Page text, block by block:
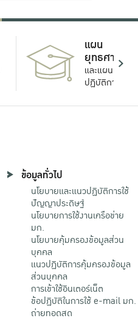
แผน
ยุทธศาสตร์
และแผน
ปฏิบัติการ
ข้อมูลทั่วไป
นโยบายและแนวปฏิบัติการใช้
ปัญญาประดิษฐ์
นโยบายการใช้งานเครือข่าย
มก.
นโยบายคุ้มครองข้อมูลส่วน
บุคคล
แนวปฏิบัติการคุ้มครองข้อมูล
ส่วนบุคคล
การเข้าใช้อินเตอร์เน็ต
ข้อปฏิบัติในการใช้ e-mail มก.
ถ่ายทอดสด